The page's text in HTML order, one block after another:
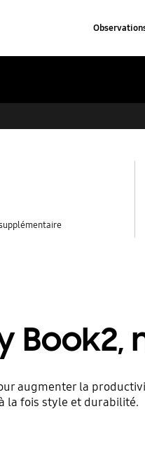
augmenter la
la fois style et durabilité.